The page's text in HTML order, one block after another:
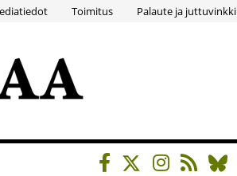
Toimitus Palaute ja juttuvinkki